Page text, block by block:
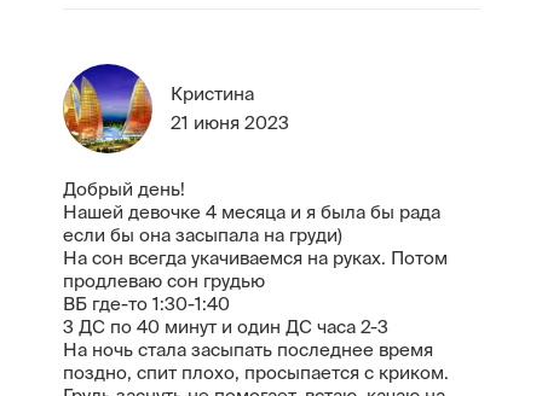
Кристина
21 июня 2023
Добрый день!
Нашей девочке 4 месяца и я была бы рада
если бы она засыпала на груди)
На сон всегда укачиваемся на руках. Потом
продлеваю сон грудью
ВБ где-то 1:30-1:40
3 ДС по 40 минут и один ДС часа 2-3
На ночь стала засыпать последнее время
поздно, спит плохо, просыпается с криком.